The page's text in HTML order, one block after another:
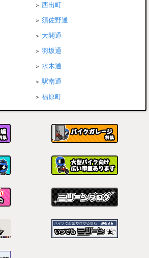
西出町
須佐野通
大開通
羽坂通
水木通
駅南通
福原町